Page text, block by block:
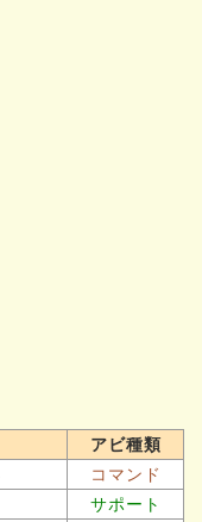
アビ種類
コマンド
サポート